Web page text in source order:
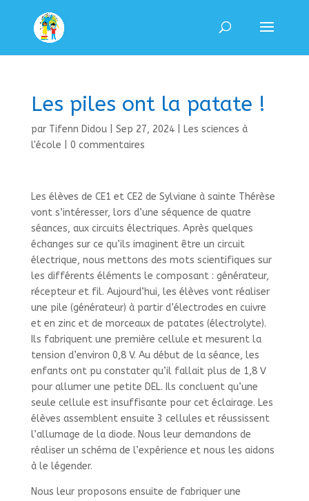
Les piles ont la patate !
par Tifenn Didou| Sep 27, 2024|
Les sciences à
l'école
0 commentaires
Les élèves de CE1 et CE2 de Sylviane à sainte Thérèse
vont s’intéresser, lors d’une séquence de quatre
séances, aux circuits électriques. Après quelques
échanges sur ce qu’ils imaginent être un circuit
électrique, nous mettons des mots scientifiques sur
les différents éléments le composant : générateur,
récepteur et fil. Aujourd’hui, les élèves vont réaliser
une pile (générateur) à partir d’électrodes en cuivre
et en zinc et de morceaux de patates (électrolyte).
Ils fabriquent une première cellule et mesurent la
tension d’environ 0,8 V. Au début de la séance, les
enfants ont pu constater qu’il fallait plus de 1,8 V
pour allumer une petite DEL. Ils concluent qu’une
seule cellule est insuffisante pour cet éclairage. Les
élèves assemblent ensuite 3 cellules et réussissent
l’allumage de la diode. Nous leur demandons de
réaliser un schéma de l’expérience et nous les aidons
à le légender.
Nous leur proposons ensuite de fabriquer une